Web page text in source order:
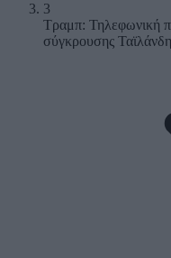
3
Τραμπ: Τηλεφωνική
σύγκρουσης